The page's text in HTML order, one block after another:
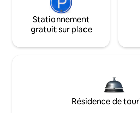
Stationnement
gratuit sur place
Résidence de